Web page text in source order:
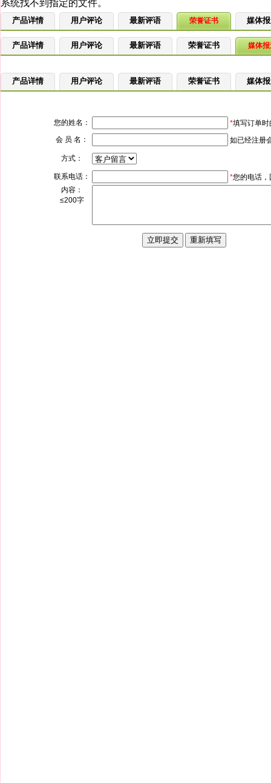
产品详情 用户评论 最新评语 荣誉证书 媒体
产品详情 用户评论 最新评语 荣誉证书 媒体
产品详情 用户评论 最新评语 荣誉证书 媒体
您的姓名： *填写订单
会 员 名：
如已经注册
方式：
联系电话： *您的电话
内容：
≤200字